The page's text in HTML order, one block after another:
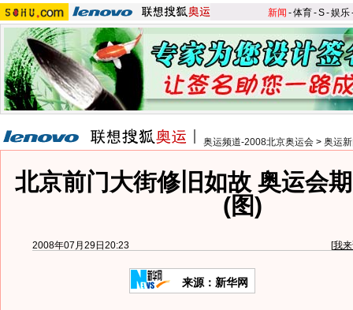
新闻 -体育-S-娱乐
奥运频道-2008北京奥运会 > 奥运
北京前门大街修旧如故 奥运会
(图)
2008年07月29日20:23 [我
来源：新华网